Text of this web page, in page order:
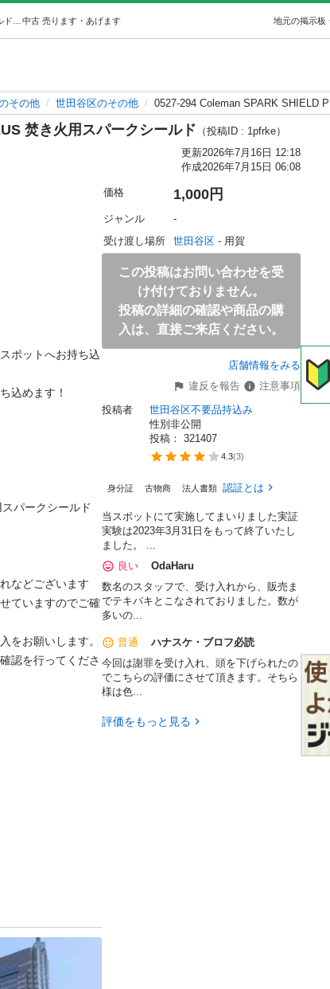
中古 売ります・あげます 地元の掲示板
その他 世田谷区のその他 0527-294 Coleman SPARK SHIELD
焚き火用スパークシールド （投稿ID : 1pfrke）
更新2026年7月16日 12:18
作成2026年7月15日 06:08
ポットへお持ち込
込めます！
パークシールド
などございます
ていますのでご確
をお願いします。
認を行ってくださ
価格 1,000円
ジャンル
-
受け渡し場所
世田谷区 - 用賀
この投稿はお問い合わせを受
け付けておりません。
投稿の詳細の確認や商品の購
入は、直接ご来店ください。
店舗情報をみる
違反を報告
注意事項
投稿者
世田谷区不要品持込み
性別非公開
投稿： 321407
4.3(3)
身分証 古物商 法人書類 認証とは
当スポットにて実施してまいりました実証
実験は2023年3月31日をもって終了いたし
ました。 ...
良い
OdaHaru
数名のスタッフで、受け入れから、販売ま
でテキパキとこなされておりました。数が
多いの...
普通
ハナスケ・ブロフ必読
今回は謝罪を受け入れ、頭を下げられたの
でこちらの評価にさせて頂きます。そちら
様は色...
評価をもっと見る